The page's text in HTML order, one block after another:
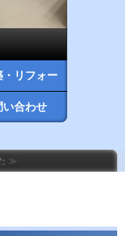
・リフォー
事業
い合わせ
≫